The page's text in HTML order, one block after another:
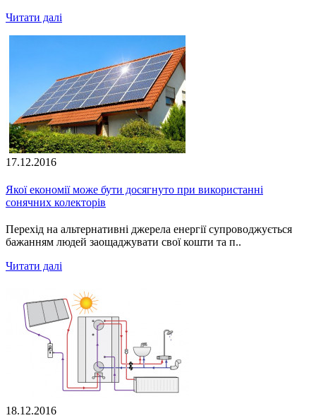
Читати далі
17.12.2016
Якої економії може бути досягнуто при використанні
сонячних колекторів
Перехід на альтернативні джерела енергії супроводжується
бажанням людей заощаджувати свої кошти та п..
Читати далі
18.12.2016